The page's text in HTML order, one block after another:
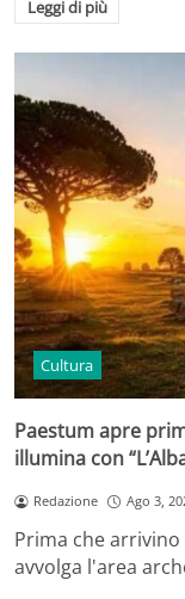
Leggi di più
Cultura
Paestum apre
illumina con
Redazione Ago 3,
Prima che
avvolga l'area